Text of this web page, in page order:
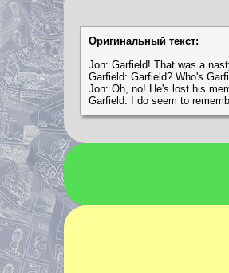
Оригинальный текст:
Jon: Garfield! That was a
Garfield: Garfield? Who's
Jon: Oh, no! He's lost his
Garfield: I do seem to